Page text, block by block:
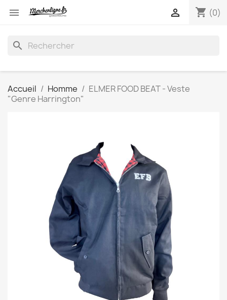
 shopping_cart (0)

search
Accueil Homme
ELMER FOOD BEAT - Veste
"Genre Harrington"